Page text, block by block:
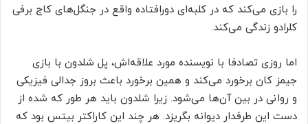
را بازی می‌کند که در کلبه‌ای دورافتاده واقع در جنگل‌های کاج برفی
کلرادو زندگی می‌کند.
اما روزی تصادفا با نویسنده مورد علاقه‌اش، پل شلدون با بازی
جیمز کان برخورد می‌کند و همین برخورد باعث بروز جدالی فیزیکی
و روانی در بین آن‌ها می‌شود. زیرا شلدون باید هر طور که شده از
دست این طرفدار دیوانه بگریزد. هر چند این کاراکتر بیتس بود که